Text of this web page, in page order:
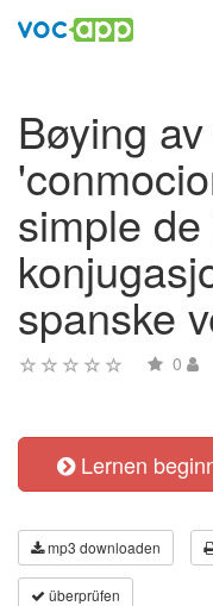
Bøying
simple
spanske
0
Lernen
mp3 downloaden
überprüfen